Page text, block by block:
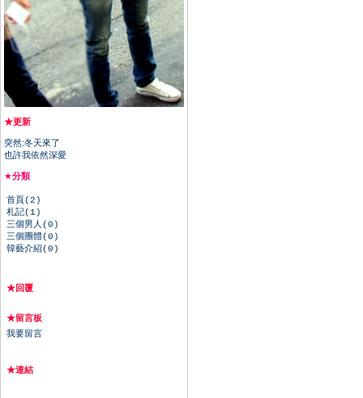
★更新
突然:冬天來了
也許我依然深愛
★分類
首頁(2)
札記(1)
三個男人(0)
三個團體(0)
韓藝介紹(0)
★回覆
★留言板
我要留言
★連結